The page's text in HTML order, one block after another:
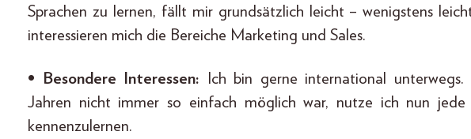
Sprachen zu lernen, fällt mir grundsätzlich leicht – wenigstens
interessieren mich die Bereiche Marketing und Sales.
• Besondere Interessen: Ich bin gerne international
Jahren nicht immer so einfach möglich war, nutze ich nun
kennenzulernen.